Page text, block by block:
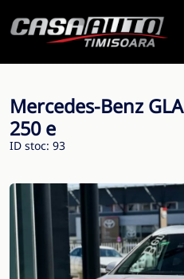
Mercedes-Benz GLA
250 e
ID stoc: 93